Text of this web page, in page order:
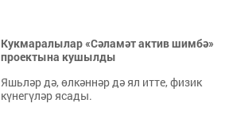
Кукмаралылар «Сәламәт актив шимбә»
проектына кушылды
Яшьләр дә, өлкәннәр дә ял итте, физик
күнегүләр ясады.